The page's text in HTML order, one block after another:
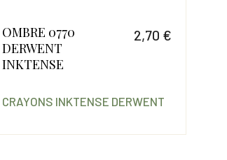
OMBRE 0770
DERWENT
INKTENSE
2,70 €
CRAYONS INKTENSE DERWENT